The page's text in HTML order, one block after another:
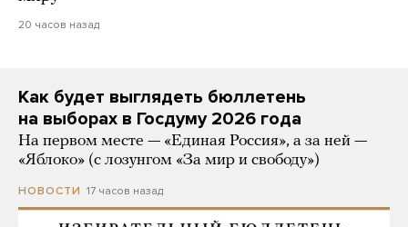
20 часов назад
Как будет выглядеть бюллетень
на выборах в Госдуму 2026 года
На первом месте — «Единая Россия», а за ней —
«Яблоко» (с лозунгом «За мир и свободу»)
НОВОСТИ 17 часов назад